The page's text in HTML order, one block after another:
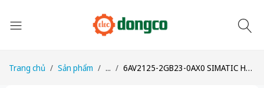
Trang chủ Sản phẩm ... 6AV2125-2GB23-0AX0 SIMATIC HMI KTP700F Mobile 7" TFT Display